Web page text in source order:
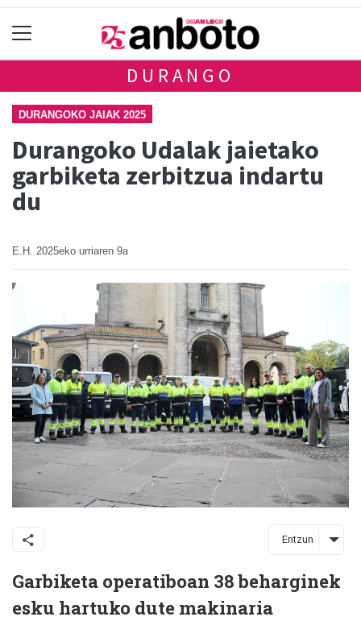
DURANGO
DURANGOKO JAIAK 2025
Durangoko Udalak jaietako
garbiketa zerbitzua indartu
du
E.H. 2025eko urriaren 9a
Entzun
Garbiketa operatiboan 38 beharginek
esku hartuko dute makinaria